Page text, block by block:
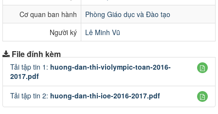
Cơ quan ban hành
Phòng Giáo dục và Đào tạo
Người ký
Lê Minh Vũ
File đính kèm
Tải tập tin 1: huong-dan-thi-violympic-toan-2016-
2017.pdf
Tải tập tin 2: huong-dan-thi-ioe-2016-2017.pdf